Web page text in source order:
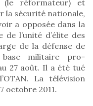
réformateur) et
la sécurité nationale,
a opposée dans la
l’unité d’élite des
de la défense de
militaire pro-
27 août. Il a été tué
La télévision
octobre 2011.